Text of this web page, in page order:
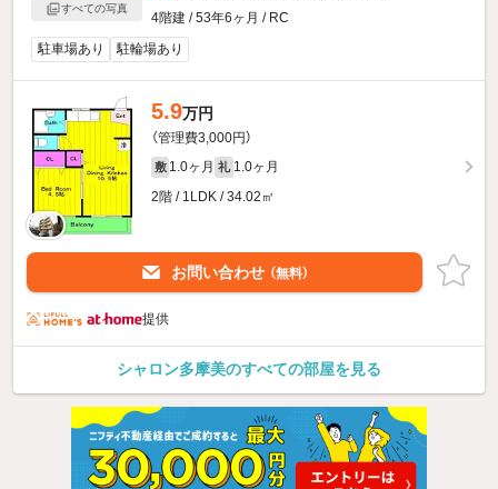
すべての写真
4階建 / 53年6ヶ月 / RC
駐車場あり
駐輪場あり
5.9万円
（管理費3,000円）
敷 1.0ヶ月 礼 1.0ヶ月
2階 / 1LDK / 34.02㎡
お問い合わせ （無料）
提供
シャロン多摩美のすべての部屋を見る